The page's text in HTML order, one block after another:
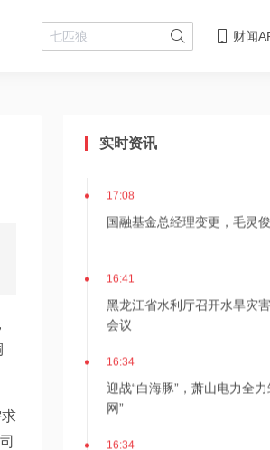
财闻
实时资讯
摩尔线程上半年营收大幅增长
147.42%，超2025年全年
17:08
国融基金总经理变更，毛灵
16:41
黑龙江省水利厅召开水旱灾
会议
16:34
迎战“白海豚”，萧山电力全力
网”
16:34